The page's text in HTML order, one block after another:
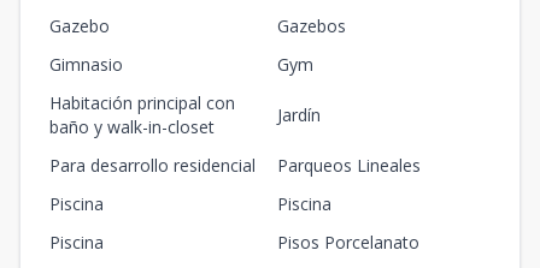
Gazebo
Gazebos
Gimnasio
Gym
Habitación principal con
baño y walk-in-closet
Jardín
Para desarrollo residencial
Parqueos Lineales
Piscina
Piscina
Piscina
Pisos Porcelanato